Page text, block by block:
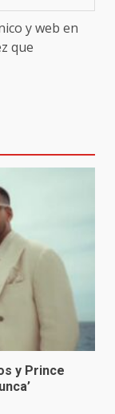
y web en
que
y Prince